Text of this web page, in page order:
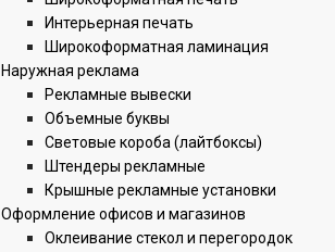
Интерьерная печать
Широкоформатная ламинация
Наружная реклама
Рекламные вывески
Объемные буквы
Световые короба (лайтбоксы)
Штендеры рекламные
Крышные рекламные установки
Оформление офисов и магазинов
Оклеивание стекол и перегородок